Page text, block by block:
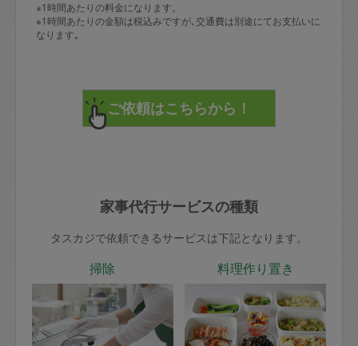
※1時間あたりの料金になります。
※1時間あたりの金額は税込みですが､交通費は別途にてお支払いに
なります｡
家事代行サービスの種類
タスカジで依頼できるサービスは下記となります。
掃除 料理作り置き